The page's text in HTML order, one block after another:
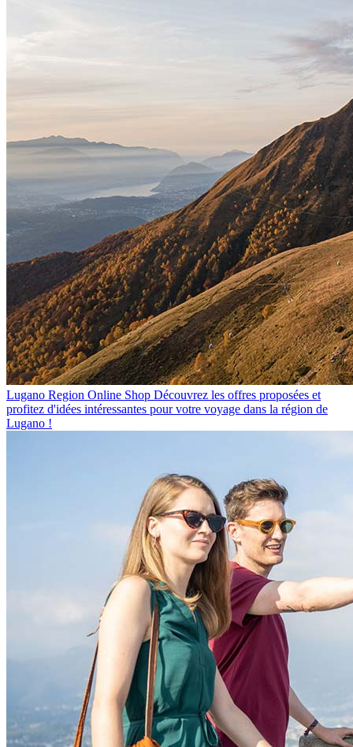
Lugano Region Online Shop Découvrez les offres proposées et
profitez d'idées intéressantes pour votre voyage dans la région de
Lugano !